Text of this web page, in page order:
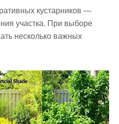
кустарников —
участка. При выборе
несколько важных